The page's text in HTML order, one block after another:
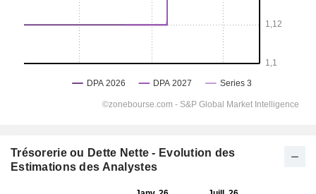
Trésorerie ou Dette Nette - Evolution des
Estimations des Analystes